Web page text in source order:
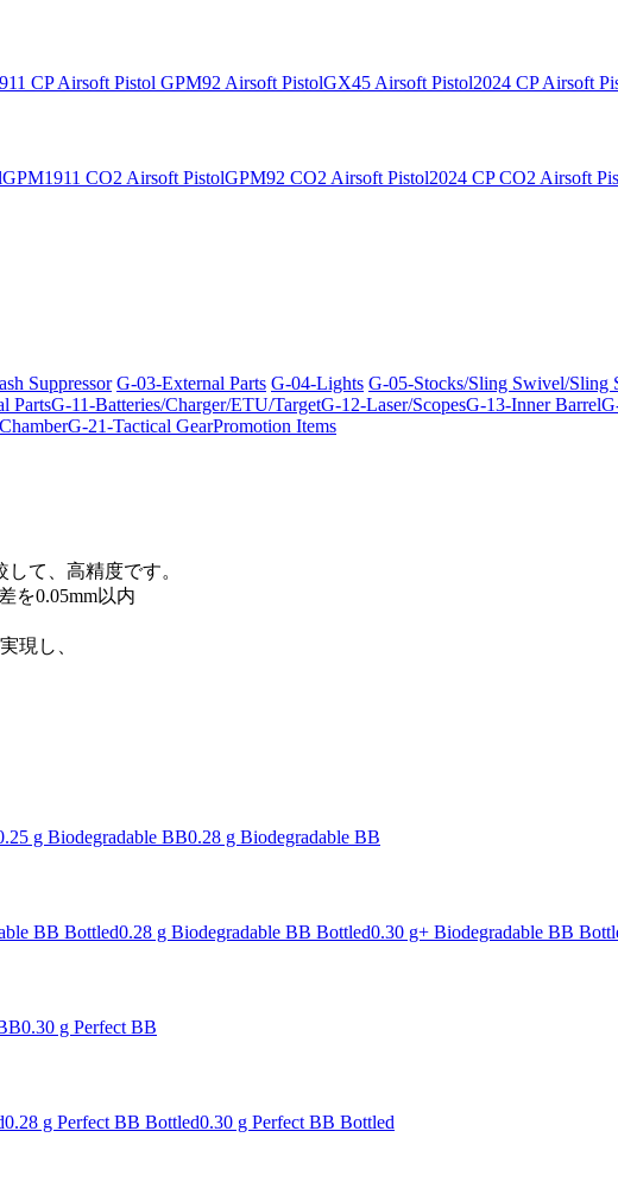
CP Airsoft Pistol GPM92 Airsoft PistolGX45 Airsoft Pistol2024 CP Airsoft
GPM1911 CO2 Airsoft PistolGPM92 CO2 Airsoft Pistol2024 CP CO2 Airsoft
Suppressor G-03-External Parts G-04-Lights G-05-Stocks/Sling Swivel/Sling
PartsG-11-Batteries/Charger/ETU/TargetG-12-Laser/ScopesG-13-Inner Barrel
G-21-Tactical GearPromotion Items
て、高精度です。
を0.05mm以内
現し、
g Biodegradable BB0.28 g Biodegradable BB
BB Bottled0.28 g Biodegradable BB Bottled0.30 g+ Biodegradable BB
0.30 g Perfect BB
0.28 g Perfect BB Bottled0.30 g Perfect BB Bottled